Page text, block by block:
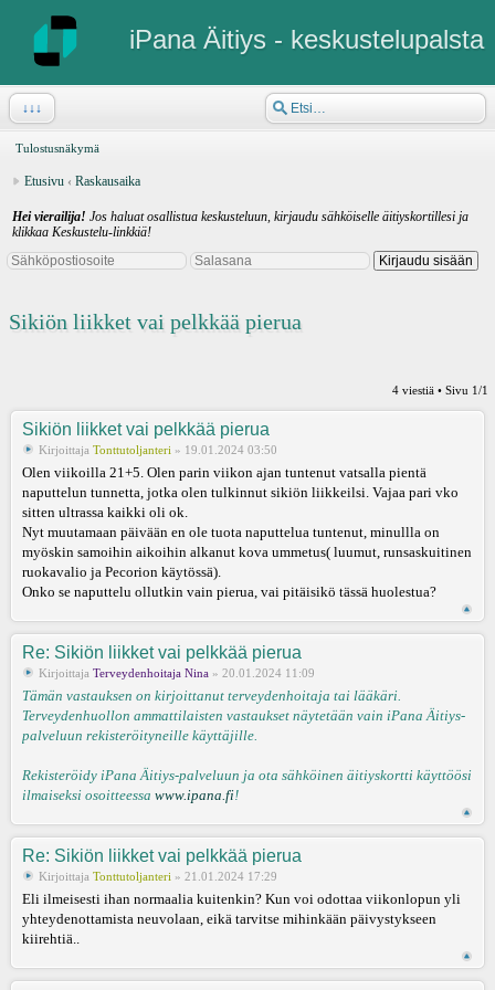
iPana Äitiys - keskustelupalsta
↓↓↓
Tulostusnäkymä
Etusivu ‹ Raskausaika
Hei vierailija! Jos haluat osallistua keskusteluun, kirjaudu sähköiselle äitiyskortillesi ja
klikkaa Keskustelu-linkkiä!
Sikiön liikket vai pelkkää pierua
4 viestiä • Sivu 1/1
Sikiön liikket vai pelkkää pierua
Kirjoittaja Tonttutoljanteri » 19.01.2024 03:50
Olen viikoilla 21+5. Olen parin viikon ajan tuntenut vatsalla pientä
naputtelun tunnetta, jotka olen tulkinnut sikiön liikkeilsi. Vajaa pari vko
sitten ultrassa kaikki oli ok.
Nyt muutamaan päivään en ole tuota naputtelua tuntenut, minullla on
myöskin samoihin aikoihin alkanut kova ummetus( luumut, runsaskuitinen
ruokavalio ja Pecorion käytössä).
Onko se naputtelu ollutkin vain pierua, vai pitäisikö tässä huolestua?
Re: Sikiön liikket vai pelkkää pierua
Kirjoittaja Terveydenhoitaja Nina » 20.01.2024 11:09
Tämän vastauksen on kirjoittanut terveydenhoitaja tai lääkäri.
Terveydenhuollon ammattilaisten vastaukset näytetään vain iPana Äitiys-
palveluun rekisteröityneille käyttäjille.
Rekisteröidy iPana Äitiys-palveluun ja ota sähköinen äitiyskortti käyttöösi
ilmaiseksi osoitteessa www.ipana.fi!
Re: Sikiön liikket vai pelkkää pierua
Kirjoittaja Tonttutoljanteri » 21.01.2024 17:29
Eli ilmeisesti ihan normaalia kuitenkin? Kun voi odottaa viikonlopun yli
yhteydenottamista neuvolaan, eikä tarvitse mihinkään päivystykseen
kiirehtiä..